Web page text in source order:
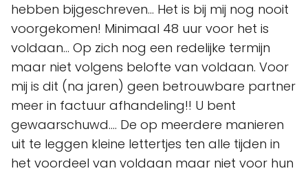
hebben bijgeschreven... Het is bij mij nog nooit
voorgekomen! Minimaal 48 uur voor het is
voldaan... Op zich nog een redelijke termijn
maar niet volgens belofte van voldaan. Voor
mij is dit (na jaren) geen betrouwbare partner
meer in factuur afhandeling!! U bent
gewaarschuwd.... De op meerdere manieren
uit te leggen kleine lettertjes ten alle tijden in
het voordeel van voldaan maar niet voor hun